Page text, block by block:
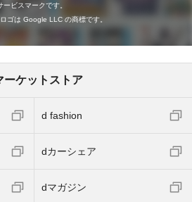
ビスマークです。
ゴは Google LLC の商標です。
ーケットストア
d fashion
dカーシェア
dマガジン